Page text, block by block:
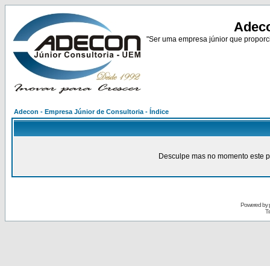
"Ser uma empresa júnior que
Adecon - Empresa Júnior de Consultoria - Índice
Desculpe mas no momento este
Powered by